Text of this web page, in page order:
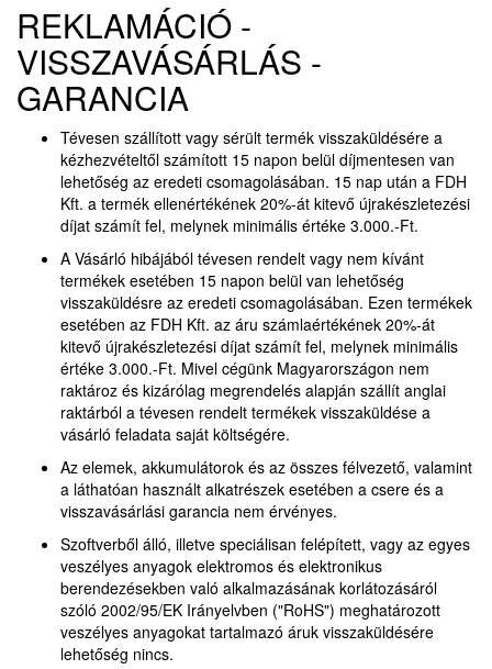
REKLAMÁCIÓ -
VISSZAVÁSÁRLÁS -
GARANCIA
Tévesen szállított vagy sérült termék visszaküldésére a
kézhezvételtől számított 15 napon belül díjmentesen van
lehetőség az eredeti csomagolásában. 15 nap után a FDH
Kft. a termék ellenértékének 20%-át kitevő újrakészletezési
díjat számít fel, melynek minimális értéke 3.000.-Ft.
A Vásárló hibájából tévesen rendelt vagy nem kívánt
termékek esetében 15 napon belül van lehetőség
visszaküldésre az eredeti csomagolásában. Ezen termékek
esetében az FDH Kft. az áru számlaértékének 20%-át
kitevő újrakészletezési díjat számít fel, melynek minimális
értéke 3.000.-Ft. Mivel cégünk Magyarországon nem
raktároz és kizárólag megrendelés alapján szállít anglai
raktárból a tévesen rendelt termékek visszaküldése a
vásárló feladata saját költségére.
Az elemek, akkumulátorok és az összes félvezető, valamint
a láthatóan használt alkatrészek esetében a csere és a
visszavásárlási garancia nem érvényes.
Szoftverből álló, illetve speciálisan felépített, vagy az egyes
veszélyes anyagok elektromos és elektronikus
berendezésekben való alkalmazásának korlátozásáról
szóló 2002/95/EK Irányelvben ("RoHS") meghatározott
veszélyes anyagokat tartalmazó áruk visszaküldésére
lehetőség nincs.